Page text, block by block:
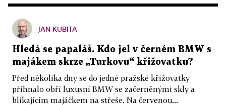
JAN KUBITA
Hledá se papaláš. Kdo jel v černém BMW s
majákem skrze „Turkovu“ křižovatku?
Před několika dny se do jedné pražské křižovatky
přihnalo obří luxusní BMW se začerněnými skly a
blikajícím majáčkem na střeše. Na červenou...